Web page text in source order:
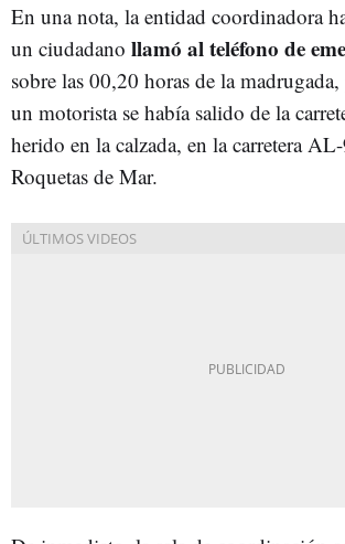
En una nota, la entidad coordinadora
un ciudadano llamó al teléfono de
sobre las 00,20 horas de la
un motorista se había salido de la
herido en la calzada, en la carretera
Roquetas de Mar.